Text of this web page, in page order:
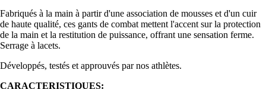
Fabriqués à la main à partir d'une association de mousses et d'un cuir
de haute qualité, ces gants de combat mettent l'accent sur la protection
de la main et la restitution de puissance, offrant une sensation ferme.
Serrage à lacets.
Développés, testés et approuvés par nos athlètes.
CARACTERISTIQUES: